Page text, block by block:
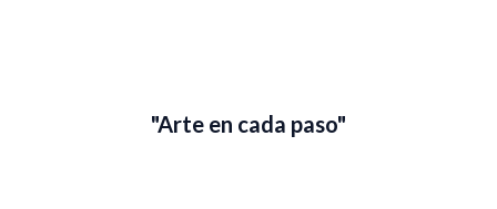
"Arte en cada paso"